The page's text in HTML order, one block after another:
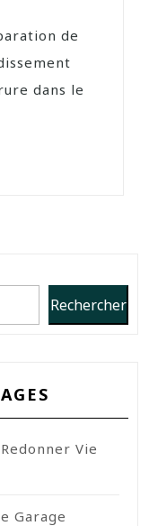
de
dans le
Rechercher
Vie
Garage